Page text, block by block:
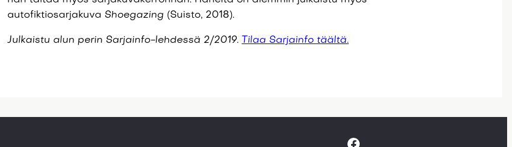
autofiktiosarjakuva Shoegazing (Suisto, 2018).
Julkaistu alun perin Sarjainfo-lehdessä 2/2019. Tilaa Sarjainfo täältä.
Facebook